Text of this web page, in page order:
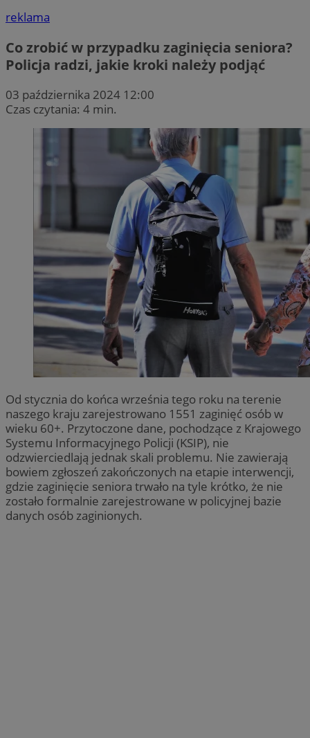
reklama
Co zrobić w przypadku zaginięcia seniora?
Policja radzi, jakie kroki należy podjąć
03 października 2024 12:00
Czas czytania: 4 min.
Od stycznia do końca września tego roku na terenie
naszego kraju zarejestrowano 1551 zaginięć osób w
wieku 60+. Przytoczone dane, pochodzące z Krajowego
Systemu Informacyjnego Policji (KSIP), nie
odzwierciedlają jednak skali problemu. Nie zawierają
bowiem zgłoszeń zakończonych na etapie interwencji,
gdzie zaginięcie seniora trwało na tyle krótko, że nie
zostało formalnie zarejestrowane w policyjnej bazie
danych osób zaginionych.